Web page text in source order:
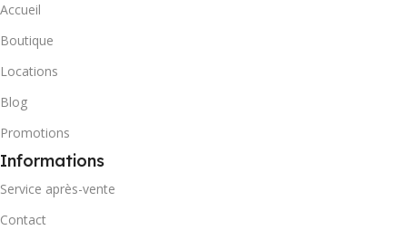
Accueil
Boutique
Locations
Blog
Promotions
Informations
Service après-vente
Contact